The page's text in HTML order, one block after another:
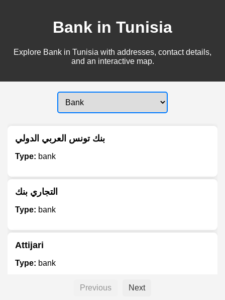
Bank in Tunisia
Explore Bank in Tunisia with addresses, contact details,
and an interactive map.
بنك تونس العربي الدولي
Type: bank
التجاري بنك
Type: bank
Attijari
Type: bank
Previous Next